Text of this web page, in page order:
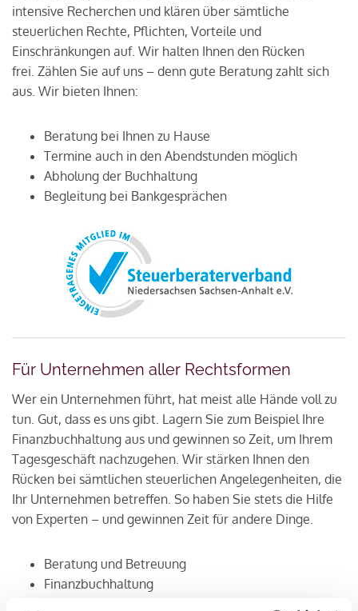
intensive Recherchen und klären über sämtliche
steuerlichen Rechte, Pflichten, Vorteile und
Einschränkungen auf. Wir halten Ihnen den Rücken
frei. Zählen Sie auf uns – denn gute Beratung zahlt sich
aus. Wir bieten Ihnen:
Beratung bei Ihnen zu Hause
Termine auch in den Abendstunden möglich
Abholung der Buchhaltung
Begleitung bei Bankgesprächen
Für Unternehmen aller Rechtsformen
Wer ein Unternehmen führt, hat meist alle Hände voll zu
tun. Gut, dass es uns gibt. Lagern Sie zum Beispiel Ihre
Finanzbuchhaltung aus und gewinnen so Zeit, um Ihrem
Tagesgeschäft nachzugehen. Wir stärken Ihnen den
Rücken bei sämtlichen steuerlichen Angelegenheiten, die
Ihr Unternehmen betreffen. So haben Sie stets die Hilfe
von Experten – und gewinnen Zeit für andere Dinge.
Beratung und Betreuung
Finanzbuchhaltung